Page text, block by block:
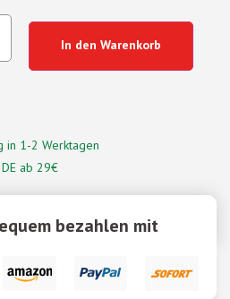
In den Warenkorb
in 1-2 Werktagen
ab 29€
bezahlen mit